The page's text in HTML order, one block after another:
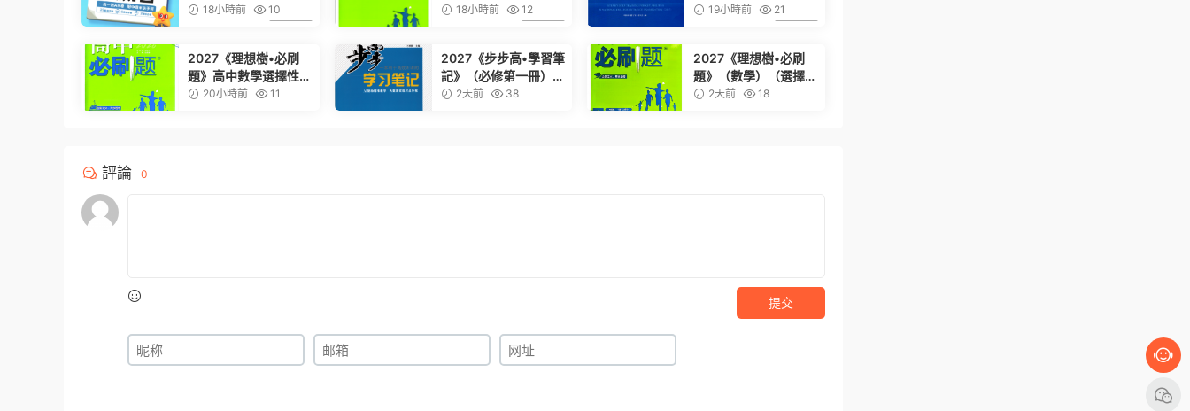
冊）（數學）（人教A
18小時前
10
必修第一冊）（人教
18小時前
12
考數學
19小時前
21
2027《理想樹•必刷
題》高中數學選擇性必
修第二冊）（人教A
20小時前
11
2027《步步高•學習筆
記》（必修第一冊）
（數學）（人教A版）
2天前
38
2027《理想樹•必刷
題》（數學）（選擇性
必修第一冊）（蘇教
2天前
18
評論 0
提交